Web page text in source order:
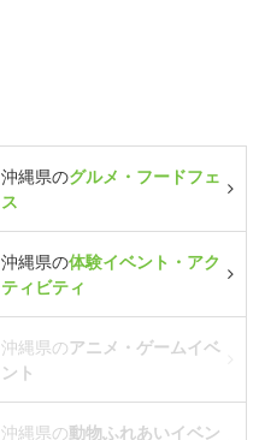
沖縄県のグルメ・フードフェ
ス
沖縄県の体験イベント・アク
ティビティ
沖縄県のアニメ・ゲームイベ
ント
沖縄県の動物ふれあいイベン